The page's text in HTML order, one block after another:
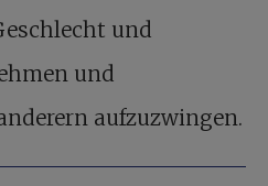
und
und
aufzuzwingen.